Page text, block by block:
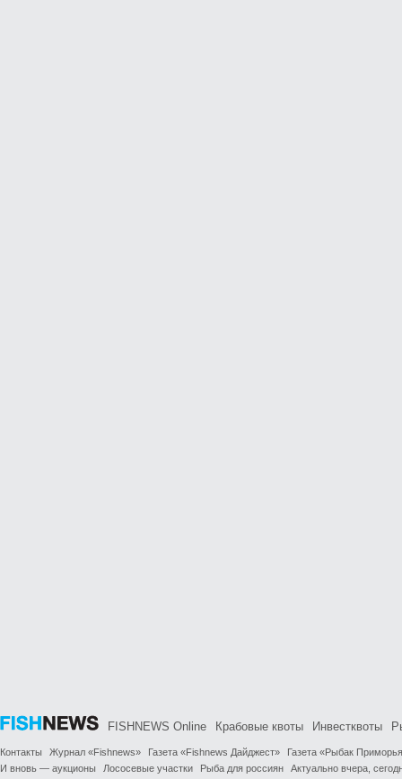
FISHNEWS Online Крабовые квоты Инвестквоты
Контакты Журнал «Fishnews» Газета «Fishnews Дайджест»
Газета «Рыбак
И вновь — аукционы
Лососевые участки Рыба для россиян Актуально вчера,